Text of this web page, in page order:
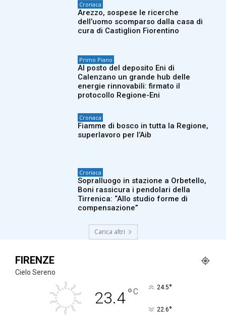
Cronaca
Arezzo, sospese le ricerche
dell’uomo scomparso dalla casa di
cura di Castiglion Fiorentino
Primo Piano
Al posto del deposito Eni di
Calenzano un grande hub delle
energie rinnovabili: firmato il
protocollo Regione-Eni
Cronaca
Fiamme di bosco in tutta la Regione,
superlavoro per l’Aib
Cronaca
Sopralluogo in stazione a Orbetello,
Boni rassicura i pendolari della
Tirrenica: “Allo studio forme di
compensazione”
Carica altri
FIRENZE
Cielo Sereno
23.4°C 24.5°
22.6°